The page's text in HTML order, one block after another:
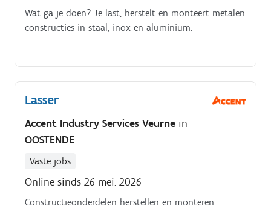
Wat ga je doen? Je last, herstelt en monteert metalen
constructies in staal, inox en aluminium.
Lasser
Accent Industry Services Veurne in
OOSTENDE
Vaste jobs
Online sinds 26 mei. 2026
Constructieonderdelen herstellen en monteren.